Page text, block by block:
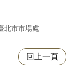
北市市場處
回上一頁